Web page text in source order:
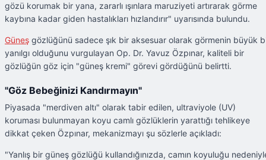
gözü korumak bir yana, zararlı ışınlara maruziyeti artırarak görme
kaybına kadar giden hastalıkları hızlandırır" uyarısında bulundu.
Güneş gözlüğünü sadece şık bir aksesuar olarak görmenin büyük
yanılgı olduğunu vurgulayan Op. Dr. Yavuz Özpınar, kaliteli bir
gözlüğün göz için "güneş kremi" görevi gördüğünü belirtti.
"Göz Bebeğinizi Kandırmayın"
Piyasada "merdiven altı" olarak tabir edilen, ultraviyole (UV)
koruması bulunmayan koyu camlı gözlüklerin yarattığı tehlikeye
dikkat çeken Özpınar, mekanizmayı şu sözlerle açıkladı:
"Yanlış bir güneş gözlüğü kullandığınızda, camın koyuluğu